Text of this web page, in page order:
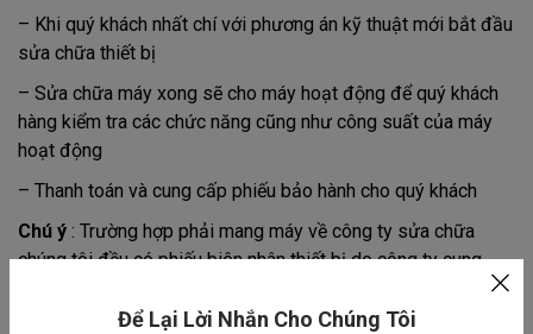
Để Lại Lời Nhắn Cho Chúng Tôi
– Khi quý khách nhất chí với phương án kỹ thuật mới bắt đầu
sửa chữa thiết bị
– Sửa chữa máy xong sẽ cho máy hoạt động để quý khách
hàng kiểm tra các chức năng cũng như công suất của máy
hoạt động
– Thanh toán và cung cấp phiếu bảo hành cho quý khách
Chú ý : Trường hợp phải mang máy về công ty sửa chữa
chúng tôi đều có phiếu biên nhân thiết bị do công ty cung
Hãy liên hệ ngay với chúng tôi để được phục vụ sửa tại